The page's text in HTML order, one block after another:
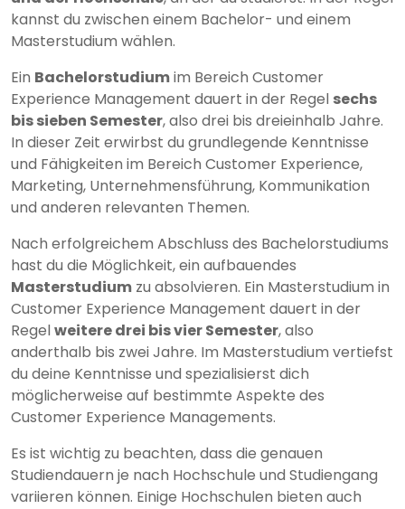
kannst du zwischen einem Bachelor- und einem
Masterstudium wählen.
Ein Bachelorstudiumim Bereich Customer
Experience Management dauert in der Regel sechs
bis sieben Semester, also drei bis dreieinhalb Jahre.
In dieser Zeit erwirbst du grundlegende Kenntnisse
und Fähigkeiten im Bereich Customer Experience,
Marketing, Unternehmensführung, Kommunikation
und anderen relevanten Themen.
Nach erfolgreichem Abschluss des Bachelorstudiums
hast du die Möglichkeit, ein aufbauendes
Masterstudium zu absolvieren. Ein Masterstudium in
Customer Experience Management dauert in der
Regelweitere drei bis vier Semester, also
anderthalb bis zwei Jahre. Im Masterstudium vertiefst
du deine Kenntnisse und spezialisierst dich
möglicherweise auf bestimmte Aspekte des
Customer Experience Managements.
Es ist wichtig zu beachten, dass die genauen
Studiendauern je nach Hochschule und Studiengang
variieren können. Einige Hochschulen bieten auch